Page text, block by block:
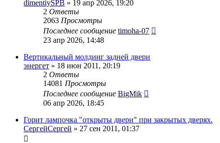
dimentiySPB » 19 апр 2026, 19:20
2 Ответы
2063 Просмотры
Последнее сообщение timoha-07
23 апр 2026, 14:48
Вертикальный молдинг задней двери
энергет » 18 июн 2011, 20:19
2 Ответы
14081 Просмотры
Последнее сообщение BigMik
06 апр 2026, 18:45
Горит лампочка "открыты двери" при закрытых дверях.
СергейСергей » 27 сен 2011, 01:37